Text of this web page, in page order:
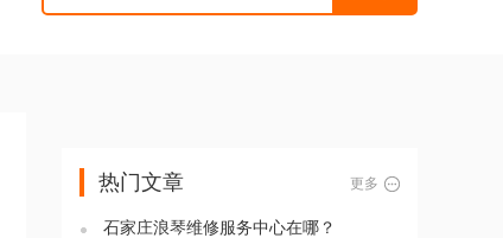
热门文章 更多
石家庄浪琴维修服务中心在哪？